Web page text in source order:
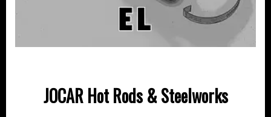
JOCAR Hot Rods & Steelworks